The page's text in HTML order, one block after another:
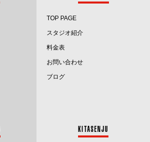
TOP PAGE
スタジオ紹介
料金表
お問い合わせ
ブログ
KITASENJU